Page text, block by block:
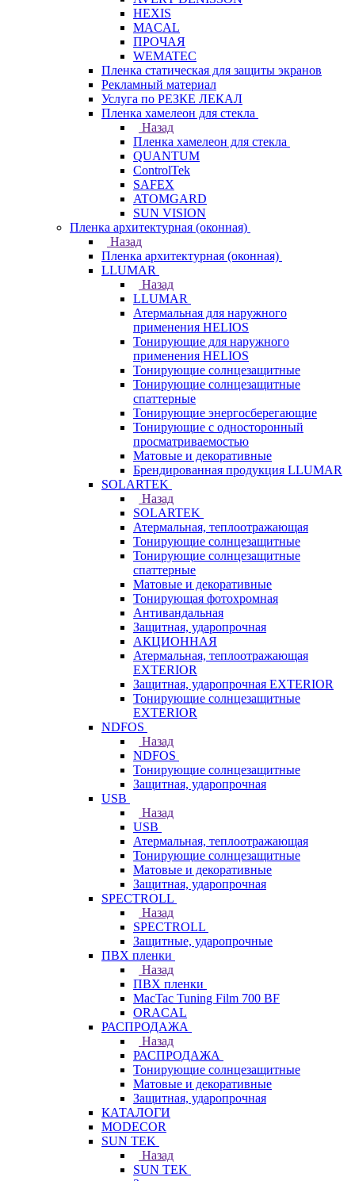
HEXIS
MACAL
ПРОЧАЯ
WEMATEC
Пленка статическая для защиты экранов
Рекламный материал
Услуга по РЕЗКЕ ЛЕКАЛ
Пленка хамелеон для стекла
Назад
Пленка хамелеон для стекла
QUANTUM
ControlTek
SAFEX
ATOMGARD
SUN VISION
Пленка архитектурная (оконная)
Назад
Пленка архитектурная (оконная)
LLUMAR
Назад
LLUMAR
Атермальная для наружного
применения HELIOS
Тонирующие для наружного
применения HELIOS
Тонирующие солнцезащитные
Тонирующие солнцезащитные
спаттерные
Тонирующие энергосберегающие
Тонирующие с односторонный
просматриваемостью
Матовые и декоративные
Брендированная продукция LLUMAR
SOLARTEK
Назад
SOLARTEK
Атермальная, теплоотражающая
Тонирующие солнцезащитные
Тонирующие солнцезащитные
спаттерные
Матовые и декоративные
Тонирующая фотохромная
Антивандальная
Защитная, ударопрочная
АКЦИОННАЯ
Атермальная, теплоотражающая
EXTERIOR
Защитная, ударопрочная EXTERIOR
Тонирующие солнцезащитные
EXTERIOR
NDFOS
Назад
NDFOS
Тонирующие солнцезащитные
Защитная, ударопрочная
USB
Назад
USB
Атермальная, теплоотражающая
Тонирующие солнцезащитные
Матовые и декоративные
Защитная, ударопрочная
SPECTROLL
Назад
SPECTROLL
Защитные, ударопрочные
ПВХ пленки
Назад
ПВХ пленки
MacTac Tuning Film 700 BF
ORACAL
РАСПРОДАЖА
Назад
РАСПРОДАЖА
Тонирующие солнцезащитные
Матовые и декоративные
Защитная, ударопрочная
КАТАЛОГИ
MODECOR
SUN TEK
Назад
SUN TEK